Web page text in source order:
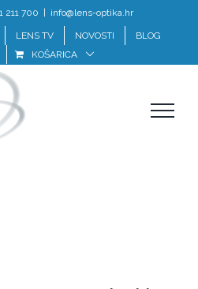
211 700 info@lens-optika.hr
LENS TV NOVOSTI
BLOG
KOŠARICA